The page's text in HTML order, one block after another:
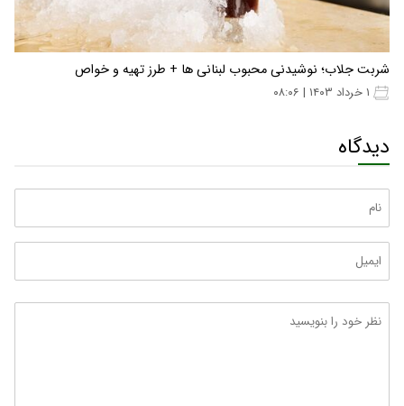
شربت جلاب؛ نوشیدنی محبوب لبنانی ها + طرز تهیه و خواص
دیدگاه